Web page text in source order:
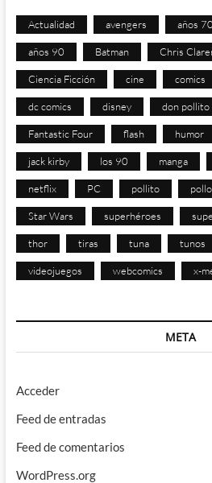
Actualidad avengers años 70
años 90 Batman Chris
Ciencia Ficción cine comics
dc comics disney don pollito
Fantastic Four flash humor
jack kirby los 90 manga
netflix PC pollito
Star Wars superhéroes
thor tiras tuna tunos
videojuegos webcomics x-
META
Acceder
Feed de entradas
Feed de comentarios
WordPress.org